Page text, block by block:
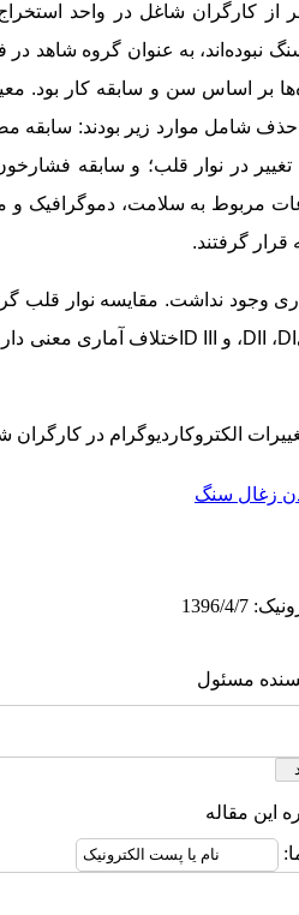
کارگران شاغل در واحد
کار حداقل ۱۵ سال بود. معیارهای حذف شامل موارد زیر
مربوط به سلامت، دموگرافیک
قرار گرفتند.
وجود نداشت. مقایسه نوار قلب
DI، DII، و D III اختلاف آماری معنی
الکتروکاردیوگرام در کارگران
زغال سنگ
مسئول
این مقاله